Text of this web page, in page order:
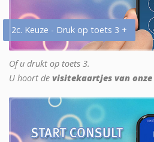
2c. Keuze - Druk op toets 3 +
Of u drukt op toets 3.
U hoort de visitekaartjes van onze